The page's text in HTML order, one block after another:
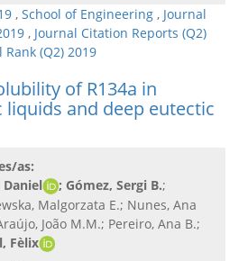
, School of Engineering , Journal
, Journal Citation Reports (Q2)
Rank (Q2) 2019
of R134a in
and deep eutectic
as:
Daniel
; Gómez, Sergi B.;
Malgorzata E.; Nunes, Ana
João M.M.; Pereiro, Ana B.;
Fèlix